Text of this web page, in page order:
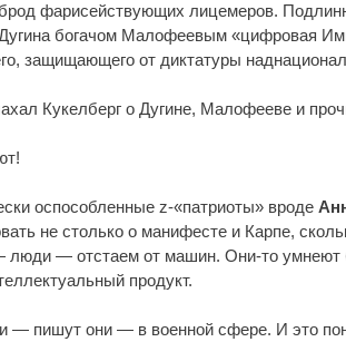
фарисействующих лицемеров.
богачом Малофеевым «цифровая
защищающего от диктатуры
Кукелберг о Дугине, Малофееве и
оспособленные z-«патриоты» вроде
не столько о манифесте и Карпе,
— отстаем от машин. Они-то
продукт.
— пишут они — в военной сфере. И это